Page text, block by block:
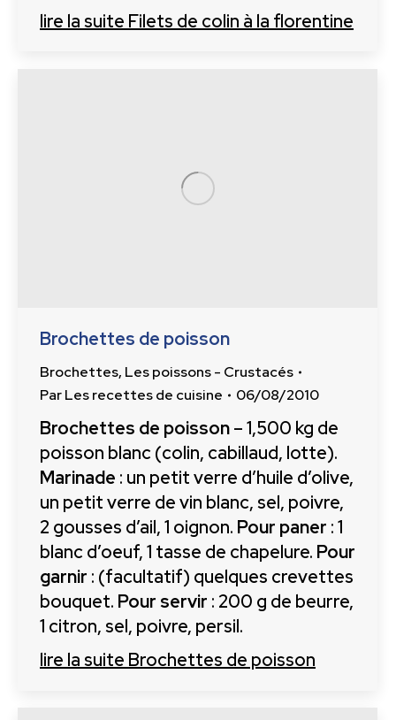
lire la suite Filets de colin à la florentine
Brochettes de poisson
Brochettes, Les poissons - Crustacés
ParLes recettes de cuisine 06/08/2010
Brochettes de poisson– 1,500 kg de
poisson blanc (colin, cabillaud, lotte).
Marinade : un petit verre d’huile d’olive,
un petit verre de vin blanc, sel, poivre,
2 gousses d’ail, 1 oignon. Pour paner : 1
blanc d’oeuf, 1 tasse de chapelure. Pour
garnir : (facultatif) quelques crevettes
bouquet. Pour servir : 200 g de beurre,
1 citron, sel, poivre, persil.
lire la suite Brochettes de poisson